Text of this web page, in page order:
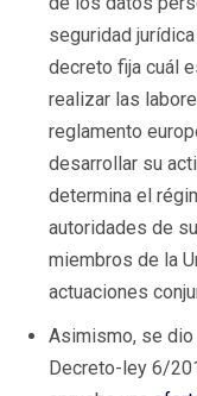
seguridad
decreto fija cuál
realizar las
reglamento
desarrollar su
determina el
autoridades de
miembros de la
actuaciones
Asimismo, se dio
Decreto-ley 6/